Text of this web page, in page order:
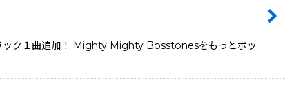
ック１曲追加！ Mighty Mighty Bosstonesをもっとポッ